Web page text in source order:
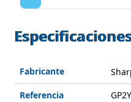
Fabricante
Referencia